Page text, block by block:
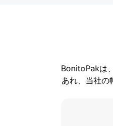
BonitoPakは
あれ、当社の